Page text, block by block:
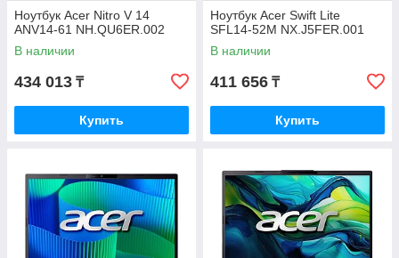
Ноутбук Acer Nitro V 14
ANV14-61 NH.QU6ER.002
В наличии
434 013 ₸
Купить
Ноутбук Acer Swift Lite
SFL14-52M NX.J5FER.001
В наличии
411 656 ₸
Купить